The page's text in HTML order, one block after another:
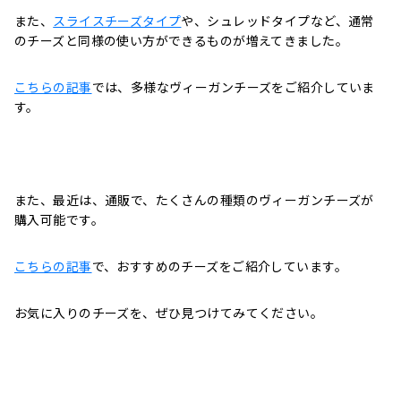
また、 スライスチーズタイプや、シュレッドタイプなど、通常
のチーズと同様の使い方ができるものが増えてきました。
こちらの記事では、多様なヴィーガンチーズをご紹介していま
す。
また、最近は、通販で、たくさんの種類のヴィーガンチーズが
購入可能です。
こちらの記事で、おすすめのチーズをご紹介しています。
お気に入りのチーズを、ぜひ見つけてみてください。